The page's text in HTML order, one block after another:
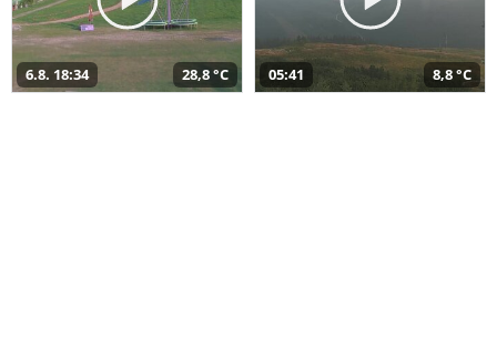
6.8. 18:34 28,8 °C 05:41 8,8 °C